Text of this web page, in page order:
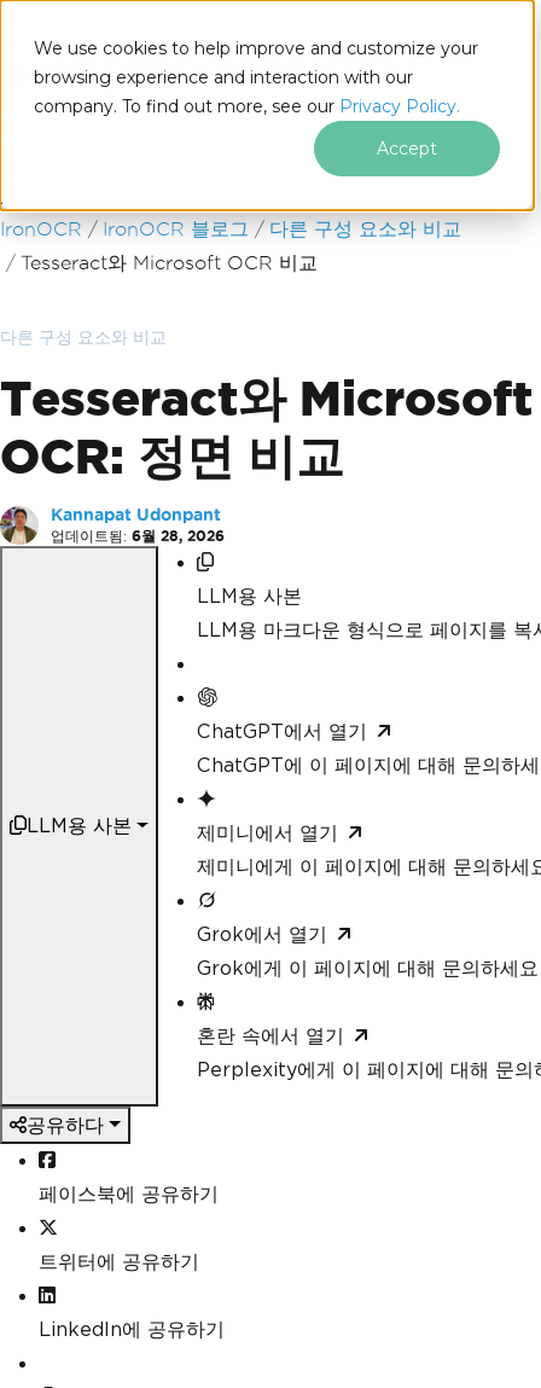
We use cookies to help improve and customize your
browsing experience and interaction with our
company. To find out more, see our Privacy Policy.
Accept
푸터 콘텐츠로 바로가기
IronOCR IronOCR 블로그
다른 구성 요소와 비교
Tesseract와 Microsoft OCR 비교
다른 구성 요소와 비교
Tesseract와 Microsoft
OCR: 정면 비교
Kannapat Udonpant
업데이트됨: 6월 28, 2026
LLM용 사본
LLM용 사본
LLM용 마크다운 형식으로 페이지를 복
ChatGPT에서 열기
ChatGPT에 이 페이지에 대해 문의하
제미니에서 열기
제미니에게 이 페이지에 대해 문의하세
Grok에서 열기
Grok에게 이 페이지에 대해 문의하세요
혼란 속에서 열기
Perplexity에게 이 페이지에 대해 문의
공유하다
페이스북에 공유하기
트위터에 공유하기
LinkedIn에 공유하기